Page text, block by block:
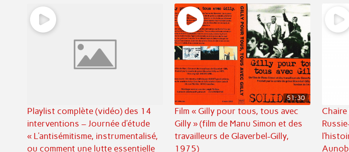
Playlist complète (vidéo) des 14
interventions – Journée d’étude
« L’antisémitisme, instrumentalisé,
ou comment une lutte essentielle
51:30
Film « Gilly pour tous, tous avec
Gilly » (film de Manu Simon et des
travailleurs de Glaverbel-Gilly,
1975)